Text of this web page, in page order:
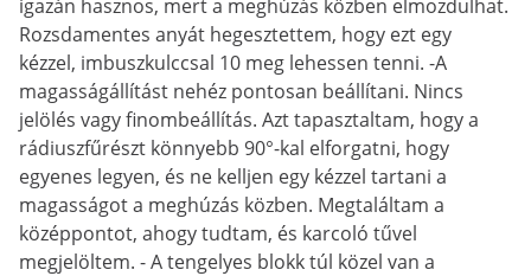
igazán hasznos, mert a meghúzás közben elmozdulhat.
Rozsdamentes anyát hegesztettem, hogy ezt egy
kézzel, imbuszkulccsal 10 meg lehessen tenni. -A
magasságállítást nehéz pontosan beállítani. Nincs
jelölés vagy finombeállítás. Azt tapasztaltam, hogy a
rádiuszfűrészt könnyebb 90°-kal elforgatni, hogy
egyenes legyen, és ne kelljen egy kézzel tartani a
magasságot a meghúzás közben. Megtaláltam a
középpontot, ahogy tudtam, és karcoló tűvel
megjelöltem. - A tengelyes blokk túl közel van a